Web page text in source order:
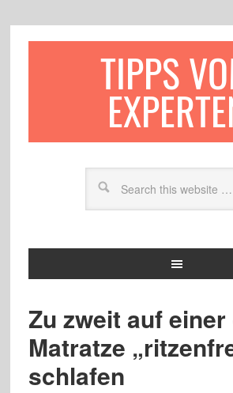
TIPPS
Zu zweit auf
Matratze
schlafen